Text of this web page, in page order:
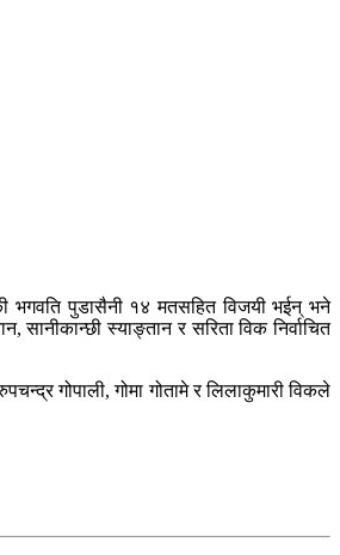
भगवति पुडासैनी १४ मतसहित विजयी भईन् भने
सानीकान्छी स्याङ्तान र सरिता विक निर्वाचित
गोपाली, गोमा गोतामे र लिलाकुमारी विकले